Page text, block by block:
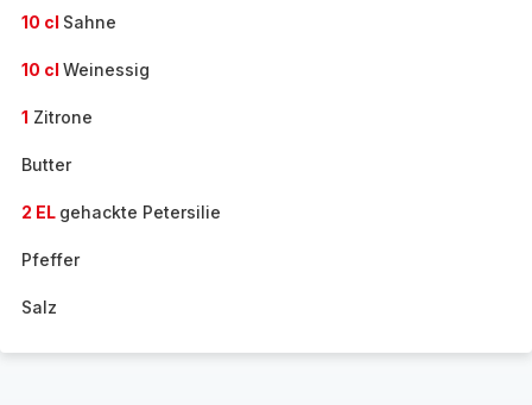
10 cl Sahne
10 cl Weinessig
1 Zitrone
Butter
2 EL gehackte Petersilie
Pfeffer
Salz